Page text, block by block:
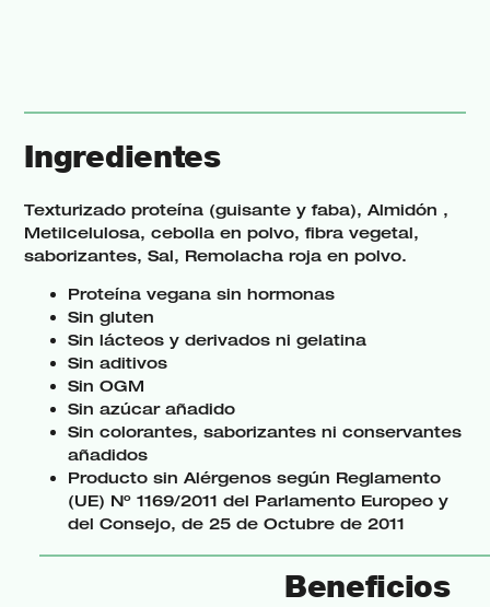
Ingredientes
Texturizado proteína (guisante y faba), Almidón ,
Metilcelulosa, cebolla en polvo, fibra vegetal,
saborizantes, Sal, Remolacha roja en polvo.
Proteína vegana sin hormonas
Sin gluten
Sin lácteos y derivados ni gelatina
Sin aditivos
Sin OGM
Sin azúcar añadido
Sin colorantes, saborizantes ni conservantes
añadidos
Producto sin Alérgenos según Reglamento
(UE) Nº 1169/2011 del Parlamento Europeo y
del Consejo, de 25 de Octubre de 2011
Beneficios